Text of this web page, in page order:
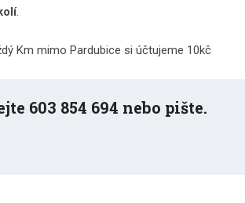
.
Km mimo Pardubice si účtujeme 10kč
603 854 694 nebo pište.